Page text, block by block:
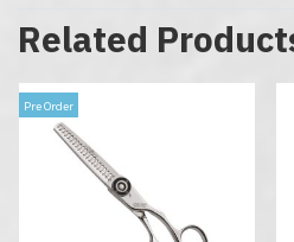
Related
Pre Order